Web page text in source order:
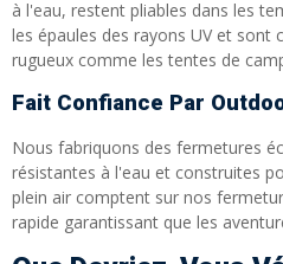
à l'eau, restent pliables dans les
les épaules des rayons UV et sont
rugueux comme les tentes de
Fait Confiance Par
Nous fabriquons des fermetures
résistantes à l'eau et construites
plein air comptent sur nos
rapide garantissant que les